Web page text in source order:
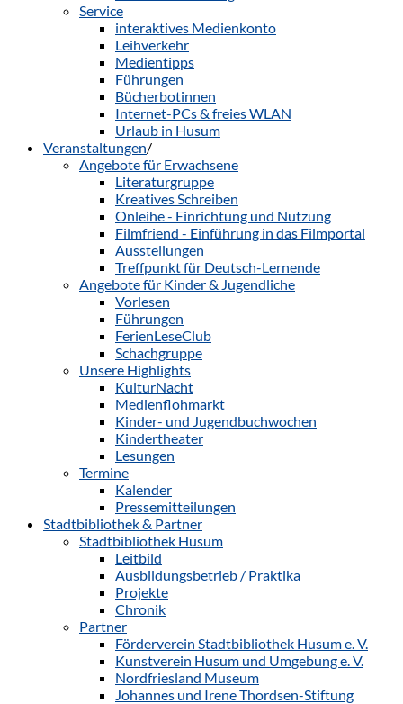
Service
interaktives Medienkonto
Leihverkehr
Medientipps
Führungen
Bücherbotinnen
Internet-PCs & freies WLAN
Urlaub in Husum
Veranstaltungen/
Angebote für Erwachsene
Literaturgruppe
Kreatives Schreiben
Onleihe - Einrichtung und Nutzung
Filmfriend - Einführung in das Filmportal
Ausstellungen
Treffpunkt für Deutsch-Lernende
Angebote für Kinder & Jugendliche
Vorlesen
Führungen
FerienLeseClub
Schachgruppe
Unsere Highlights
KulturNacht
Medienflohmarkt
Kinder- und Jugendbuchwochen
Kindertheater
Lesungen
Termine
Kalender
Pressemitteilungen
Stadtbibliothek & Partner
Stadtbibliothek Husum
Leitbild
Ausbildungsbetrieb / Praktika
Projekte
Chronik
Partner
Förderverein Stadtbibliothek Husum e. V.
Kunstverein Husum und Umgebung e. V.
Nordfriesland Museum
Johannes und Irene Thordsen-Stiftung